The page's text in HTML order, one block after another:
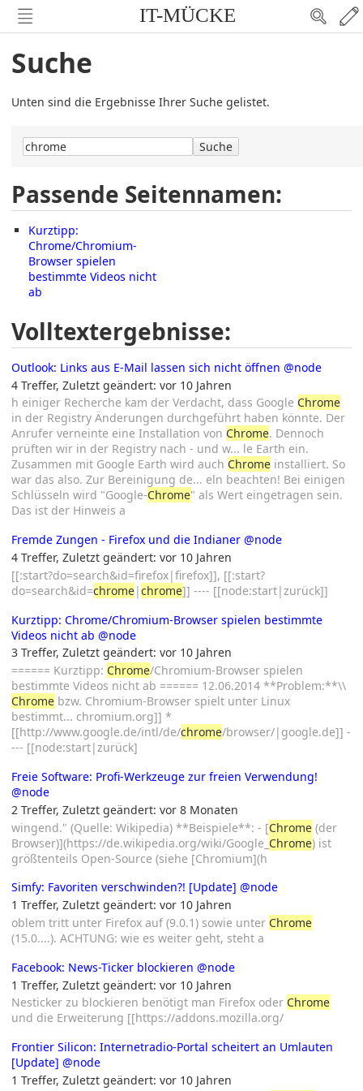
IT-MÜCKE
Suche
Unten sind die Ergebnisse Ihrer Suche gelistet.
Suche
Passende Seitennamen:
Kurztipp:
Chrome/Chromium-
Browser spielen
bestimmte Videos nicht
ab
Volltextergebnisse:
Outlook: Links aus E-Mail lassen sich nicht öffnen @node
4 Treffer, Zuletzt geändert: vor 10 Jahren
h einiger Recherche kam der Verdacht, dass Google Chrome
in der Registry Änderungen durchgeführt haben könnte. Der
Anrufer verneinte eine Installation von Chrome. Dennoch
prüften wir in der Registry nach - und w... le Earth ein.
Zusammen mit Google Earth wird auch Chrome installiert. So
war das also. Zur Bereinigung de... eln beachten! Bei einigen
Schlüsseln wird "Google-Chrome" als Wert eingetragen sein.
Das ist der Hinweis a
Fremde Zungen - Firefox und die Indianer @node
4 Treffer, Zuletzt geändert: vor 10 Jahren
[[:start?do=search&id=firefox|firefox]], [[:start?
do=search&id=chrome|chrome]] ---- [[node:start|zurück]]
Kurztipp: Chrome/Chromium-Browser spielen bestimmte
Videos nicht ab @node
3 Treffer, Zuletzt geändert: vor 10 Jahren
====== Kurztipp: Chrome/Chromium-Browser spielen
bestimmte Videos nicht ab ====== 12.06.2014 **Problem:**\\
Chrome bzw. Chromium-Browser spielt unter Linux
bestimmt... chromium.org]] *
[[http://www.google.de/intl/de/chrome/browser/|google.de]] -
--- [[node:start|zurück]
Freie Software: Profi-Werkzeuge zur freien Verwendung!
@node
2 Treffer, Zuletzt geändert: vor 8 Monaten
wingend." (Quelle: Wikipedia) **Beispiele**: - [Chrome (der
Browser)](https://de.wikipedia.org/wiki/Google_ Chrome) ist
größtenteils Open-Source (siehe [Chromium](h
Simfy: Favoriten verschwinden?! [Update] @node
1 Treffer, Zuletzt geändert: vor 10 Jahren
oblem tritt unter Firefox auf (9.0.1) sowie unter Chrome
(15.0....). ACHTUNG: wie es weiter geht, steht a
Facebook: News-Ticker blockieren @node
1 Treffer, Zuletzt geändert: vor 10 Jahren
Nesticker zu blockieren benötigt man Firefox oder Chrome
und die Erweiterung [[https://addons.mozilla.org/
Frontier Silicon: Internetradio-Portal scheitert an Umlauten
[Update] @node
1 Treffer, Zuletzt geändert: vor 10 Jahren